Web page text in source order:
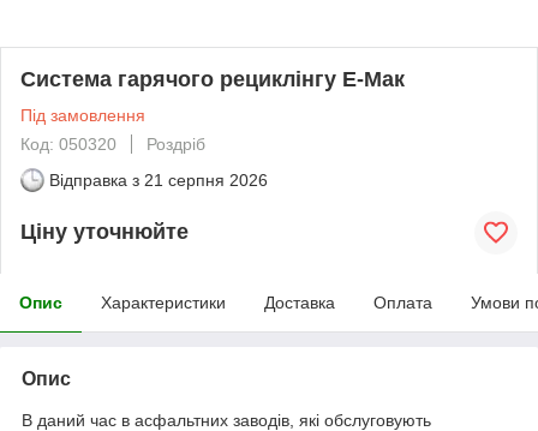
Система гарячого рециклінгу Е-Мак
Під замовлення
Код: 050320
Роздріб
Відправка з 21 серпня 2026
Ціну уточнюйте
Опис Характеристики Доставка Оплата Умови
Опис
В даний час в асфальтних заводів, які обслуговують